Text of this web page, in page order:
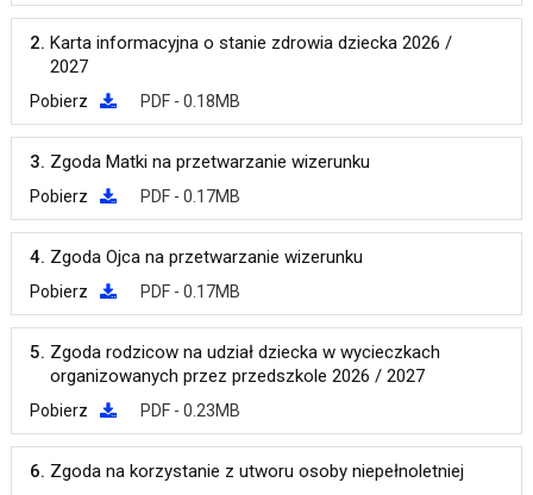
2. Karta informacyjna o stanie zdrowia dziecka 2026 /
2027
Pobierz PDF - 0.18MB
3. Zgoda Matki na przetwarzanie wizerunku
Pobierz PDF - 0.17MB
4. Zgoda Ojca na przetwarzanie wizerunku
Pobierz PDF - 0.17MB
5. Zgoda rodzicow na udział dziecka w wycieczkach
organizowanych przez przedszkole 2026 / 2027
Pobierz PDF - 0.23MB
6. Zgoda na korzystanie z utworu osoby niepełnoletniej